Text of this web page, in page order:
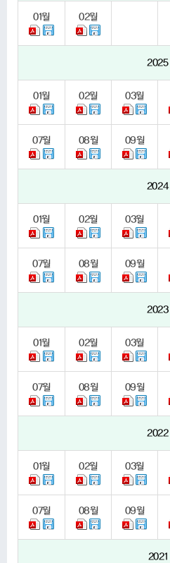
01월 02월
2025
01월 02월 03월
07월 08월 09월
2024
01월 02월 03월
07월 08월 09월
2023
01월 02월 03월
07월 08월 09월
2022
01월 02월 03월
07월 08월 09월
2021